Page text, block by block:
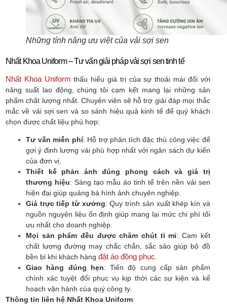
Những tính năng ưu việt của vải sợi sen
Nhất Khoa Uniform – Tư vấn giải pháp vải sợi sen tinh tế
Nhất Khoa Uniform thấu hiểu giá trị của sự thoải mái đối với
năng suất lao động, chúng tôi cam kết mang lại những sản
phẩm chất lượng nhất. Chuyên viên sẽ hỗ trợ giải đáp mọi thắc
mắc về vải sợi sen và so sánh hiệu quả kinh tế để quý khách
chọn được chất liệu phù hợp:
Tư vấn miễn phí: Hỗ trợ phân tích đặc thù công việc để
gợi ý định lượng vải phù hợp nhất với ngân sách dự kiến
của đơn vị.
Thiết kế phản ánh đúng phong cách và giá trị
thương hiệu: Sáng tạo mẫu áo tinh tế trên nền vải sen
hiện đại giúp quảng bá hình ảnh chuyên nghiệp.
Giá trực tiếp từ xưởng: Quy trình sản xuất khép kín và
nguồn nguyên liệu ổn định giúp mang lại mức chi phí tối
ưu nhất cho doanh nghiệp.
Mọi sản phẩm đều được chăm chút tỉ mỉ: Cam kết
chất lượng đường may chắc chắn, sắc sảo giúp bộ đồ
bền bỉ khi khách hàng đặt áo đồng phục.
Giao hàng đúng hẹn: Tiến độ cung cấp sản phẩm
chính xác tuyệt đối phục vụ kịp thời các sự kiện và kế
hoạch vận hành của quý công ty.
Thông tin liên hệ Nhất Khoa Uniform: